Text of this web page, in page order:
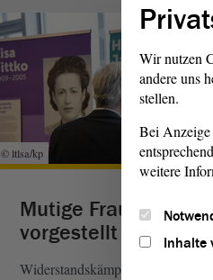
© ltlsa/kp
Mutige Frauen
vorgestellt
Widerstandskämpferinnen und
Wir nutzen
andere uns
stellen.
Bei Anzeige
weitere
Inhalte